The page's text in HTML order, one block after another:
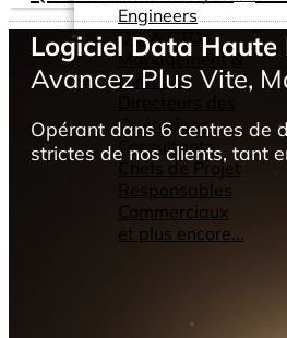
Engineers
DSI & CTOs
Management &
Direction
Opérations
Consultants
Chefs de Projet
Responsables
Commerciaux
et plus encore...
Logiciel Data Haute
Avancez Plus Vite,
Opérant dans 6 centres de
strictes de nos clients, tant